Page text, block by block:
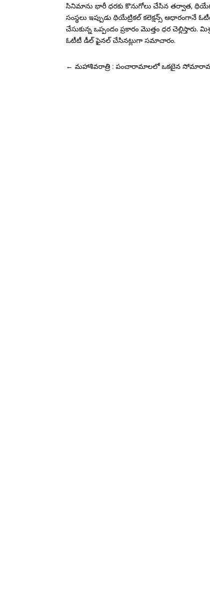
సినిమాను భారీ ధరకు కొనుగోలు చేసిన తర్వాత,
సంస్థలు ఇప్పుడు థియేట్రికల్ కలెక్షన్స్
చేసుకున్న ఒప్పందం ప్రకారం మొత్తం ధర
ఓటీటీ డీల్ ఫైనల్ చేసినట్లుగా సమాచారం.
← మహాశివరాత్రి : పంచారామాలలో ఒకటైన